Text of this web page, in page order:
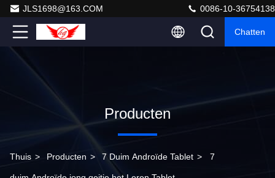
JLS1698@163.COM 0086-10-36754138
Chatten
Producten
Thuis > Producten > 7 Duim Androïde Tablet > 7